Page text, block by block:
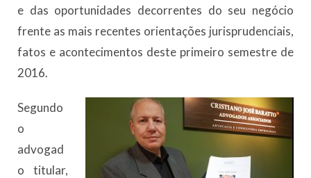
e das oportunidades decorrentes do seu negócio
frente as mais recentes orientações jurisprudenciais,
fatos e acontecimentos deste primeiro semestre de
2016.
Segundo
o
advogad
o titular,